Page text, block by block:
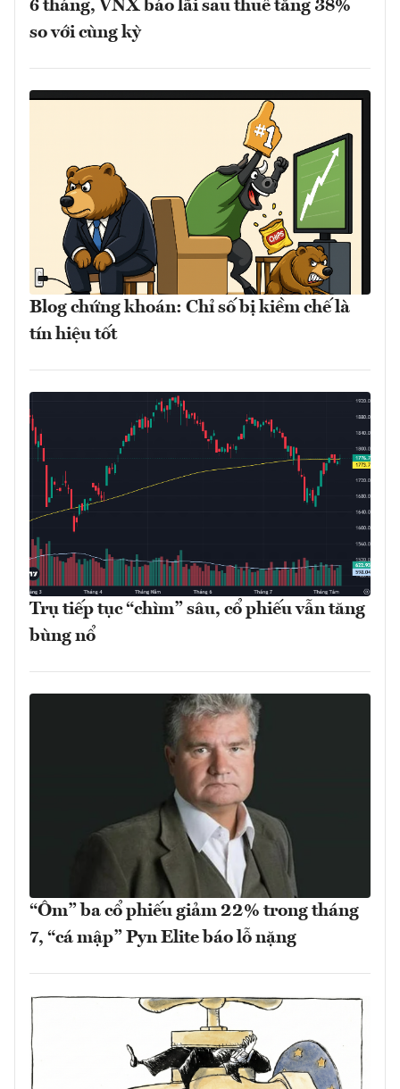
6 tháng, VNX báo lãi sau thuế tăng 38%
so với cùng kỳ
Blog chứng khoán: Chỉ số bị kiềm chế là
tín hiệu tốt
Trụ tiếp tục “chìm” sâu, cổ phiếu vẫn tăng
bùng nổ
“Ôm” ba cổ phiếu giảm 22% trong tháng
7, “cá mập” Pyn Elite báo lỗ nặng